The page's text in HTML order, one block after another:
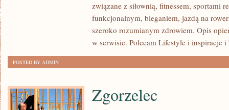
związane z siłownią, fitnessem, sportami
funkcjonalnym, bieganiem, jazdą na
szeroko rozumianym zdrowiem. Opis
w serwisie. Polecam Lifestyle i inspiracje i
POSTED BY ADMIN
Zgorzelec